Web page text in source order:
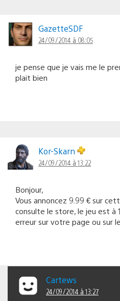
GazetteSDF
24/09/2014 à 08:05
je pense que je vais me le
plait bien
Kor-Skarn
24/09/2014 à 13:22
Bonjour,
Vous annoncez 9.99 € sur
consulte le store, le jeu est à
erreur sur votre page ou sur
Cartews
24/09/2014 à 13:27